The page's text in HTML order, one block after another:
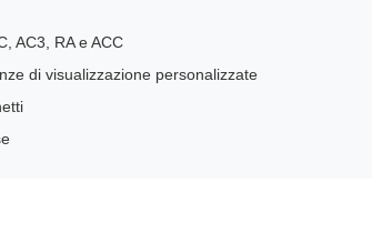
AC3, RA e ACC
di visualizzazione personalizzate